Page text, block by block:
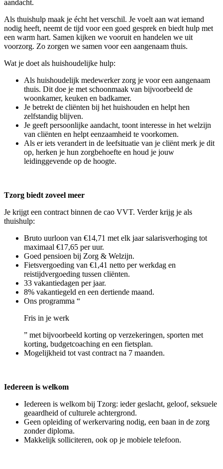
aandacht.
Als thuishulp maak je écht het verschil. Je voelt aan wat iemand
nodig heeft, neemt de tijd voor een goed gesprek en biedt hulp met
een warm hart. Samen kijken we vooruit en handelen we uit
voorzorg. Zo zorgen we samen voor een aangenaam thuis.
Wat je doet als huishoudelijke hulp:
Als huishoudelijk medewerker zorg je voor een aangenaam
thuis. Dit doe je met schoonmaak van bijvoorbeeld de
woonkamer, keuken en badkamer.
Je betrekt de cliënten bij het huishouden en helpt hen
zelfstandig blijven.
Je geeft persoonlijke aandacht, toont interesse in het welzijn
van cliënten en helpt eenzaamheid te voorkomen.
Als er iets verandert in de leefsituatie van je cliënt merk je dit
op, herken je hun zorgbehoefte en houd je jouw
leidinggevende op de hoogte.
Tzorg biedt zoveel meer
Je krijgt een contract binnen de cao VVT. Verder krijg je als
thuishulp:
Bruto uurloon van €14,71 met elk jaar salarisverhoging tot
maximaal €17,65 per uur.
Goed pensioen bij Zorg & Welzijn.
Fietsvergoeding van €1,41 netto per werkdag en
reistijdvergoeding tussen cliënten.
33 vakantiedagen per jaar.
8% vakantiegeld en een dertiende maand.
Ons programma “
Fris in je werk
” met bijvoorbeeld korting op verzekeringen, sporten met
korting, budgetcoaching en een fietsplan.
Mogelijkheid tot vast contract na 7 maanden.
Iedereen is welkom
Iedereen is welkom bij Tzorg: ieder geslacht, geloof, seksuele
geaardheid of culturele achtergrond.
Geen opleiding of werkervaring nodig, een baan in de zorg
zonder diploma.
Makkelijk solliciteren, ook op je mobiele telefoon.